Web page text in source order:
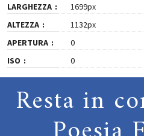
LARGHEZZA
1699px
ALTEZZA
1132px
APERTURA
0
ISO
0
Resta in